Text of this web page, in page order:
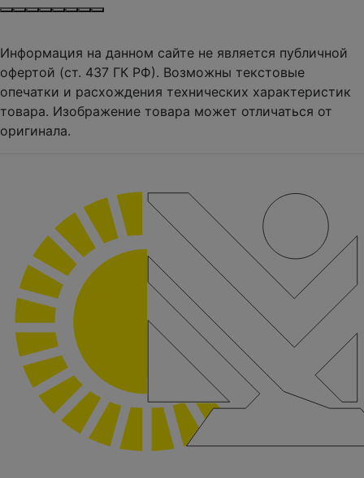
Информация на данном сайте не является публичной
офертой (ст. 437 ГК РФ). Возможны текстовые
опечатки и расхождения технических характеристик
товара. Изображение товара может отличаться от
оригинала.